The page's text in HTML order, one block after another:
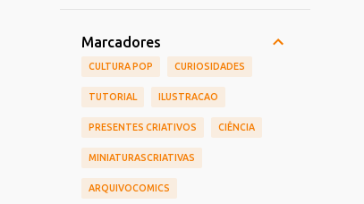
Marcadores
CULTURA POP CURIOSIDADES
TUTORIAL ILUSTRACAO
PRESENTES CRIATIVOS CIÊNCIA
MINIATURASCRIATIVAS
ARQUIVOCOMICS